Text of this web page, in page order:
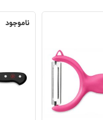
ناموجود